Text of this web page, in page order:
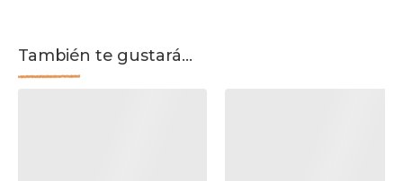
También te gustará...